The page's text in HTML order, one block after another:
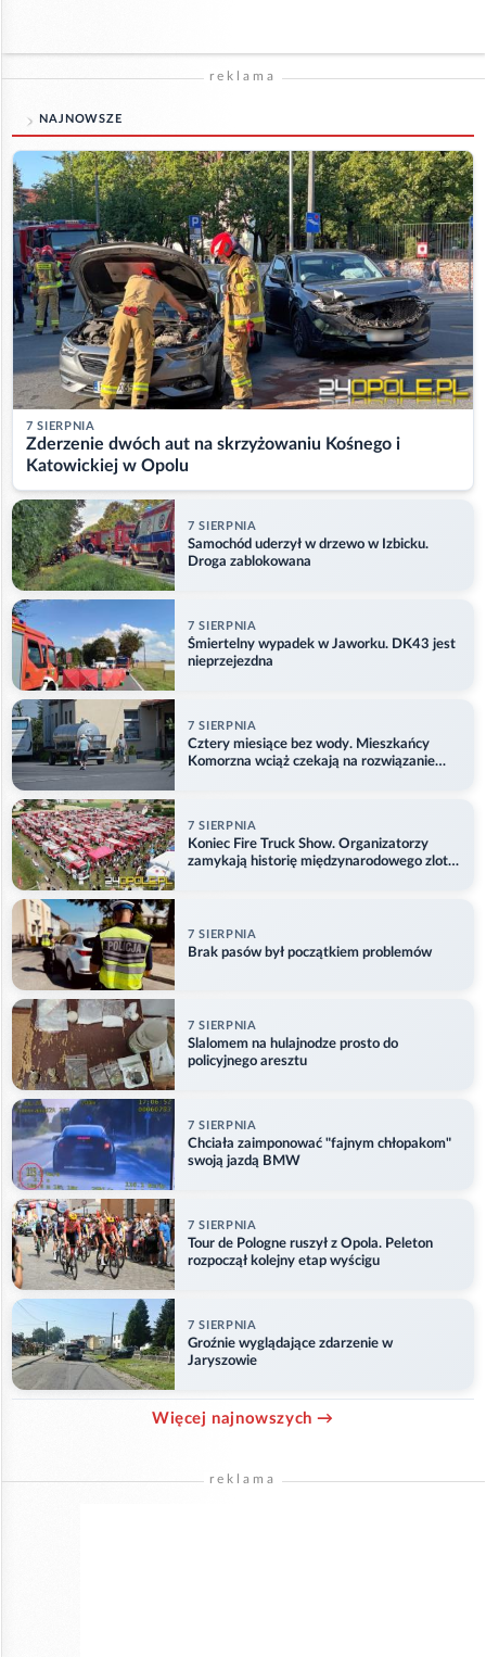
reklama
NAJNOWSZE
7 SIERPNIA
Zderzenie dwóch aut na skrzyżowaniu Kośnego i
Katowickiej w Opolu
7 SIERPNIA
Samochód uderzył w drzewo w Izbicku.
Droga zablokowana
7 SIERPNIA
Śmiertelny wypadek w Jaworku. DK43 jest
nieprzejezdna
7 SIERPNIA
Cztery miesiące bez wody. Mieszkańcy
Komorzna wciąż czekają na rozwiązanie
7 SIERPNIA
Koniec Fire Truck Show. Organizatorzy
zamykają historię międzynarodowego zlotu
7 SIERPNIA
Brak pasów był początkiem problemów
7 SIERPNIA
Slalomem na hulajnodze prosto do
policyjnego aresztu
7 SIERPNIA
Chciała zaimponować "fajnym chłopakom"
swoją jazdą BMW
7 SIERPNIA
Tour de Pologne ruszył z Opola. Peleton
rozpoczął kolejny etap wyścigu
7 SIERPNIA
Groźnie wyglądające zdarzenie w
Jaryszowie
Więcej najnowszych →
reklama